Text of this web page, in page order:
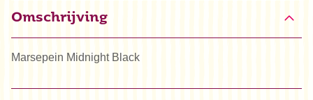
Omschrijving
Marsepein Midnight Black